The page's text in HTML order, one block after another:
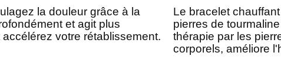
la douleur grâce à la
et agit plus
votre rétablissement.
Le bracelet
pierres de
thérapie par les
corporels, améliore